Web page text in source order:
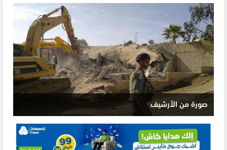
صورة من الأرشيف